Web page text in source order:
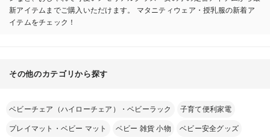
新アイテムまでご購入いただけます。 マタニティウェア・授乳服の新着ア
イテムをチェック！
その他のカテゴリから探す
ベビーチェア（ハイローチェア）・ベビーラック 子育て便利家電
プレイマット・ベビー マット ベビー 雑貨 小物 ベビー安全グッズ